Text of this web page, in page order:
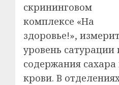
скрининговом
комплексе «На
здоровье!»,
уровень сатурации
содержания сахара
крови. В